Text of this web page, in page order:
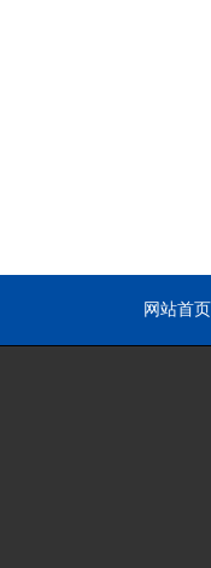
网站首页